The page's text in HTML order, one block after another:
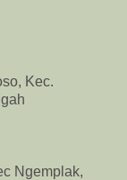
Kec.
Ngemplak,